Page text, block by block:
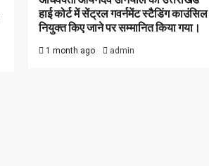
हाई कोर्ट में सेंट्रल गवर्नमेंट स्टैडिंग काउंसिल
नियुक्त किए जाने पर सम्मानित किया गया।
1 month ago admin